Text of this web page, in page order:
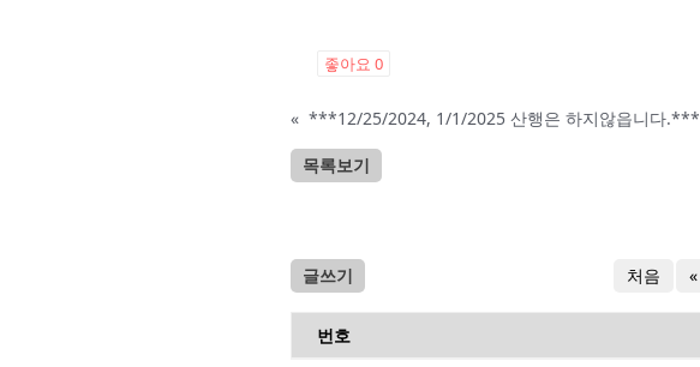
좋아요 0
« ***12/25/2024, 1/1/2025 산행은 하지않읍니다.***
목록보기
글쓰기 처음 «
번호